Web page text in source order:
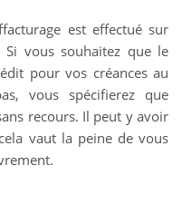
est effectué sur
vous souhaitez que le
pour vos créances au
vous spécifierez que
recours. Il peut y avoir
vaut la peine de vous